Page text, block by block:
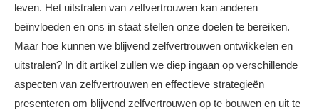
leven. Het uitstralen van zelfvertrouwen kan anderen
beïnvloeden en ons in staat stellen onze doelen te bereiken.
Maar hoe kunnen we blijvend zelfvertrouwen ontwikkelen en
uitstralen? In dit artikel zullen we diep ingaan op verschillende
aspecten van zelfvertrouwen en effectieve strategieën
presenteren om blijvend zelfvertrouwen op te bouwen en uit te